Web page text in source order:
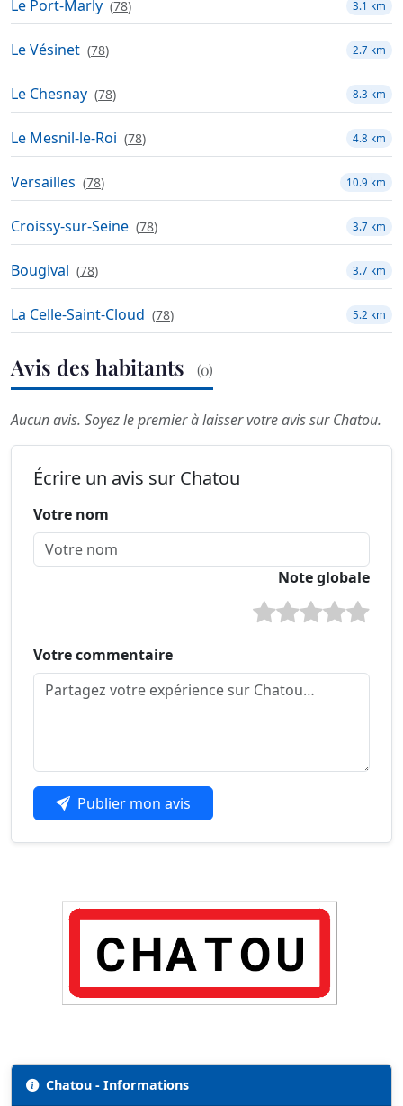
Le Port-Marly (78) 3.1 km
Le Vésinet (78) 2.7 km
Le Chesnay (78) 8.3 km
Le Mesnil-le-Roi (78) 4.8 km
Versailles (78) 10.9 km
Croissy-sur-Seine (78) 3.7 km
Bougival (78) 3.7 km
La Celle-Saint-Cloud (78) 5.2 km
Avis des habitants (0)
Aucun avis. Soyez le premier à laisser votre avis sur Chatou.
Écrire un avis sur Chatou
Votre nom
Note globale
Votre commentaire
Publier mon avis
Chatou - Informations